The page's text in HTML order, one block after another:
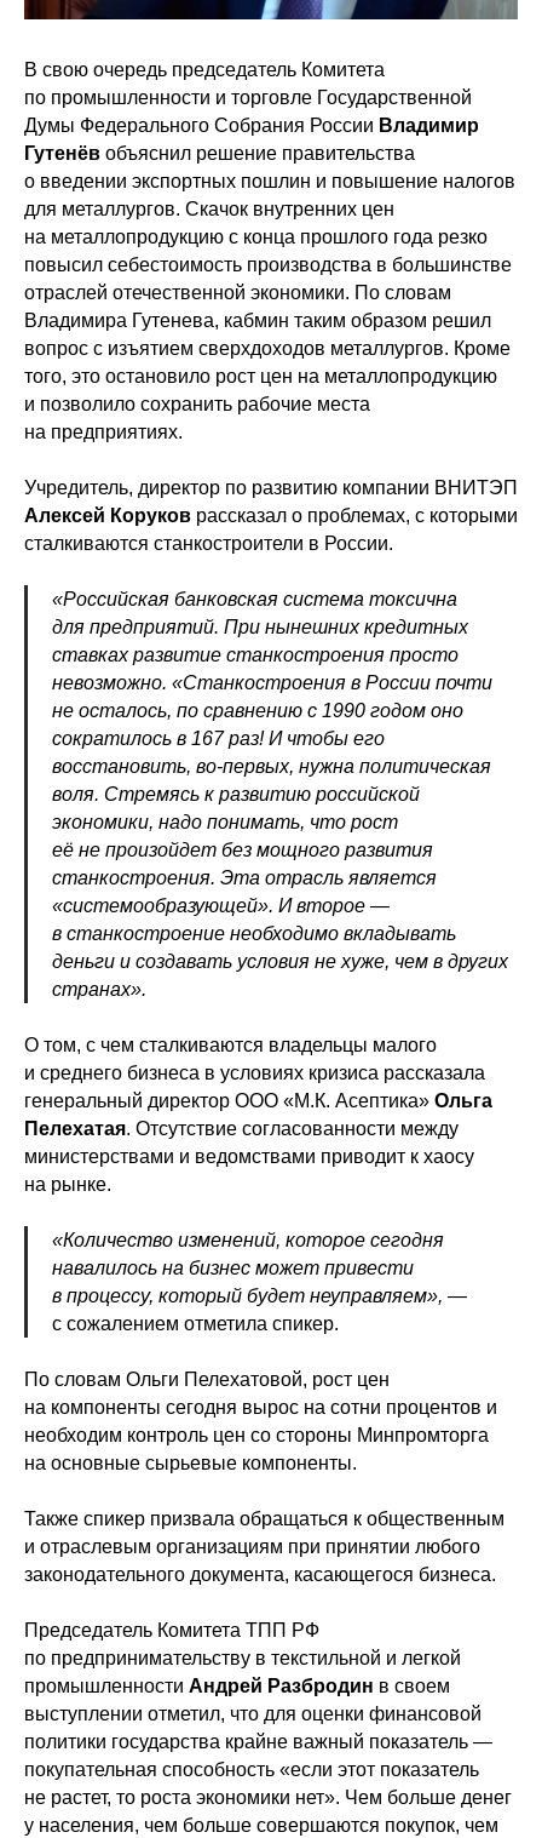
В свою очередь председатель Комитета
по промышленности и торговле Государственной
Думы Федерального Собрания России Владимир
Гутенёв объяснил решение правительства
о введении экспортных пошлин и повышение налогов
для металлургов. Скачок внутренних цен
на металлопродукцию с конца прошлого года резко
повысил себестоимость производства в большинстве
отраслей отечественной экономики. По словам
Владимира Гутенева, кабмин таким образом решил
вопрос с изъятием сверхдоходов металлургов. Кроме
того, это остановило рост цен на металлопродукцию
и позволило сохранить рабочие места
на предприятиях.
Учредитель, директор по развитию компании ВНИТЭП
Алексей Коруков рассказал о проблемах, с которыми
сталкиваются станкостроители в России.
«Российская банковская система токсична
для предприятий. При нынешних кредитных
ставках развитие станкостроения просто
невозможно. «Станкостроения в России почти
не осталось, по сравнению с 1990 годом оно
сократилось в 167 раз! И чтобы его
восстановить, во-первых, нужна политическая
воля. Стремясь к развитию российской
экономики, надо понимать, что рост
её не произойдет без мощного развития
станкостроения. Эта отрасль является
«системообразующей». И второе —
в станкостроение необходимо вкладывать
деньги и создавать условия не хуже, чем в других
странах».
О том, с чем сталкиваются владельцы малого
и среднего бизнеса в условиях кризиса рассказала
генеральный директор ООО «М.К. Асептика» Ольга
Пелехатая. Отсутствие согласованности между
министерствами и ведомствами приводит к хаосу
на рынке.
«Количество изменений, которое сегодня
навалилось на бизнес может привести
в процессу, который будет неуправляем», —
с сожалением отметила спикер.
По словам Ольги Пелехатовой, рост цен
на компоненты сегодня вырос на сотни процентов и
необходим контроль цен со стороны Минпромторга
на основные сырьевые компоненты.
Также спикер призвала обращаться к общественным
и отраслевым организациям при принятии любого
законодательного документа, касающегося бизнеса.
Председатель Комитета ТПП РФ
по предпринимательству в текстильной и легкой
промышленности Андрей Разбродин в своем
выступлении отметил, что для оценки финансовой
политики государства крайне важный показатель —
покупательная способность «если этот показатель
не растет, то роста экономики нет». Чем больше денег
у населения, чем больше совершаются покупок, чем